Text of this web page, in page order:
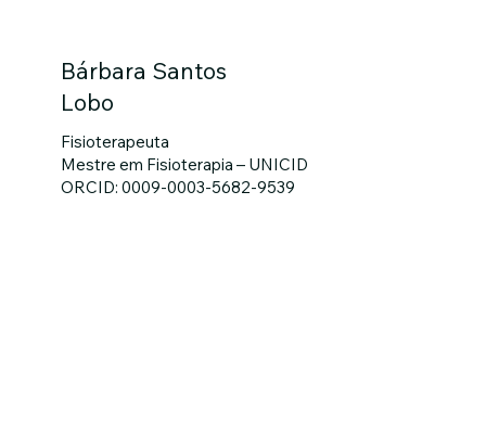
Fisioterapeuta
Mestre em Fisioterapia – UNICID
ORCID: 0009-0003-5682-9539
Bárbara Santos
Lobo